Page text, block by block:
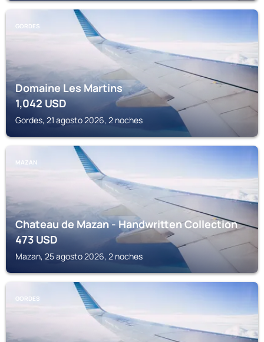
GORDES
Domaine Les Martins
1,042USD
Gordes, 21 agosto 2026, 2 noches
MAZAN
Chateau de Mazan - Handwritten Collection
473USD
Mazan, 25 agosto 2026, 2 noches
GORDES